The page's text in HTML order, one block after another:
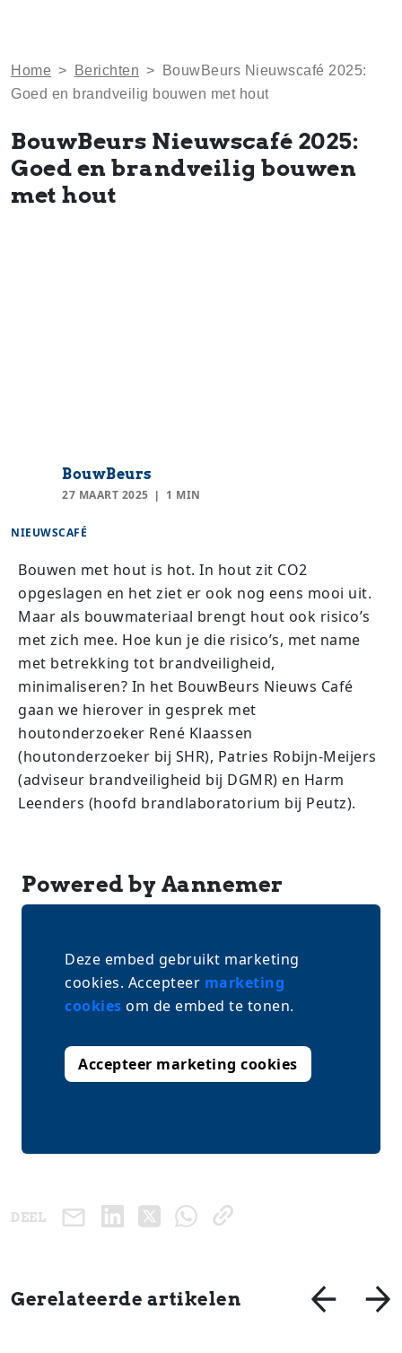
Home > Berichten >
BouwBeurs Nieuwscafé 2025:
Goed en brandveilig bouwen met hout
BouwBeurs Nieuwscafé 2025:
Goed en brandveilig bouwen
met hout
BouwBeurs
27 MAART 2025 1 MIN
NIEUWSCAFÉ
Bouwen met hout is hot. In hout zit CO2
opgeslagen en het ziet er ook nog eens mooi uit.
Maar als bouwmateriaal brengt hout ook risico’s
met zich mee. Hoe kun je die risico’s, met name
met betrekking tot brandveiligheid,
minimaliseren? In het BouwBeurs Nieuws Café
gaan we hierover in gesprek met
houtonderzoeker René Klaassen
(houtonderzoeker bij SHR), Patries Robijn-Meijers
(adviseur brandveiligheid bij DGMR) en Harm
Leenders (hoofd brandlaboratorium bij Peutz).
Powered by Aannemer
Deze embed gebruikt marketing
cookies. Accepteer marketing
cookies om de embed te tonen.
Accepteer marketing cookies
DEEL
Gerelateerde artikelen